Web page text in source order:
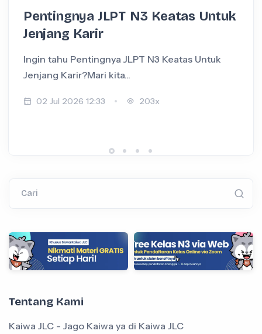
Pentingnya JLPT N3 Keatas Untuk
Jenjang Karir
Ingin tahu Pentingnya JLPT N3 Keatas Untuk
Jenjang Karir?Mari kita...
02 Jul 2026 12:33 203x
Cari
Tentang Kami
Kaiwa JLC - Jago Kaiwa ya di Kaiwa JLC